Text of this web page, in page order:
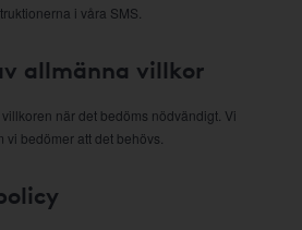
i våra SMS.
allmänna villkor
när det bedöms nödvändigt. Vi
bedömer att det behövs.